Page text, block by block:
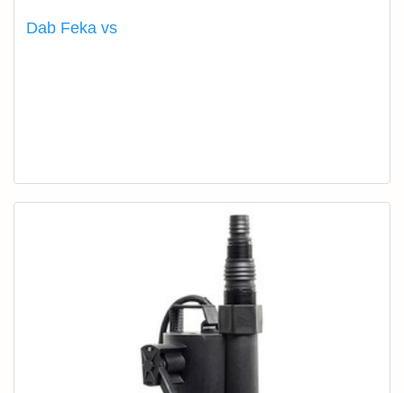
Dab Feka vs